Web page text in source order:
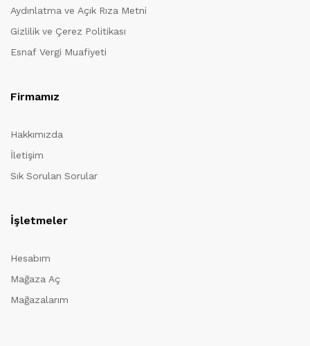
Aydınlatma ve Açık Rıza Metni
Gizlilik ve Çerez Politikası
Esnaf Vergi Muafiyeti
Firmamız
Hakkımızda
İletişim
Sık Sorulan Sorular
İşletmeler
Hesabım
Mağaza Aç
Mağazalarım